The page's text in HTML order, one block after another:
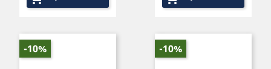
-10% -10%